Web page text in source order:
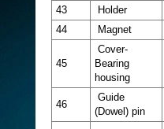
43 Holder
44
Magnet
45
Cover-
Bearing
housing
46
Guide
(Dowel) pin